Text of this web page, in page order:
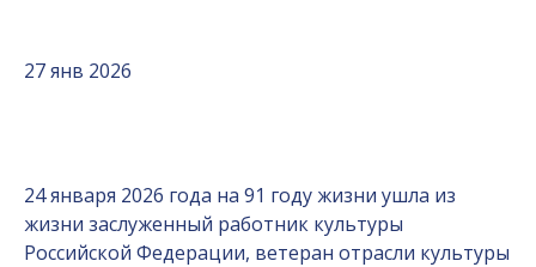
27 янв 2026
24 января 2026 года на 91 году жизни ушла из
жизни заслуженный работник культуры
Российской Федерации, ветеран отрасли культуры